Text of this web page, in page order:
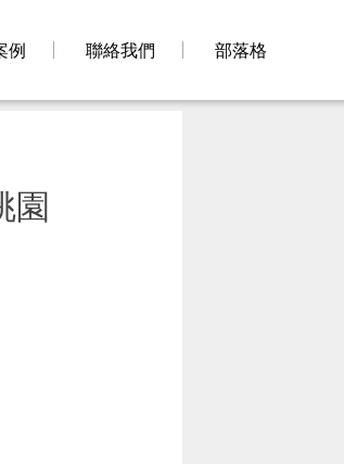
例 聯絡我們 部落格
園